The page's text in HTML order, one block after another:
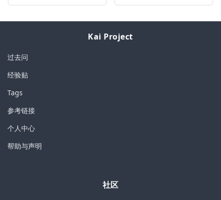
Kai Project
过去问
经验贴
Tags
参考链接
个人中心
帮助与声明
社区